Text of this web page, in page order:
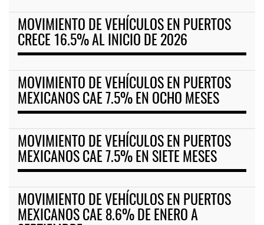
MOVIMIENTO DE VEHÍCULOS EN PUERTOS
CRECE 16.5% AL INICIO DE 2026
MOVIMIENTO DE VEHÍCULOS EN PUERTOS
MEXICANOS CAE 7.5% EN OCHO MESES
MOVIMIENTO DE VEHÍCULOS EN PUERTOS
MEXICANOS CAE 7.5% EN SIETE MESES
MOVIMIENTO DE VEHÍCULOS EN PUERTOS
MEXICANOS CAE 8.6% DE ENERO A